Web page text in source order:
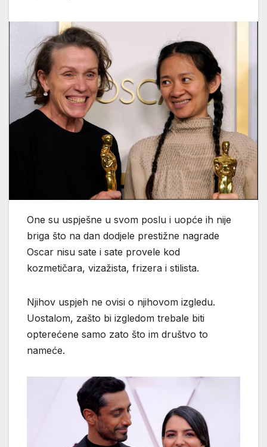
One su uspješne u svom poslu i uopće ih nije
briga što na dan dodjele prestižne nagrade
Oscar nisu sate i sate provele kod
kozmetičara, vizažista, frizera i stilista.
Njihov uspjeh ne ovisi o njihovom izgledu.
Uostalom, zašto bi izgledom trebale biti
opterećene samo zato što im društvo to
nameće.